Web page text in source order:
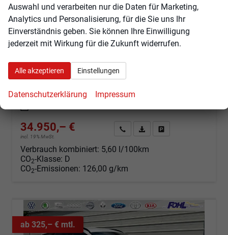
Hyundai TUCSON
Fahrzeug mit Tageszulassung
Fahrzeugnr. 103006
Leistung 176 kW (239 PS) Kilometerstand 25 km
34.950,– €
incl. 19% MwSt.
Angebot anfordern
Fahrzeugexpose (PDF)
Verbrauch kombiniert: 5,60 l/100km
CO2-Klasse: D
CO2-Emissionen: 126,00 g/km
ab 325,– € mtl.
Auswahl und verarbeiten nur die Daten für Marketing,
Analytics und Personalisierung, für die Sie uns Ihr
Einverständnis geben. Sie können Ihre Einwilligung
jederzeit mit Wirkung für die Zukunft widerrufen.
Alle akzeptieren Einstellungen
Datenschutzerklärung Impressum